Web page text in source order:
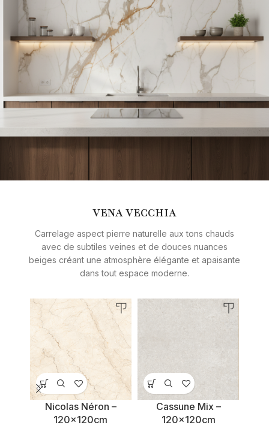
VENA VECCHIA
Carrelage aspect pierre naturelle aux tons chauds
avec de subtiles veines et de douces nuances
beiges créant une atmosphère élégante et apaisante
dans tout espace moderne.
Nicolas Néron –
120x120cm
Cassune Mix –
120x120cm